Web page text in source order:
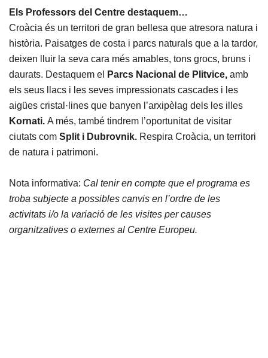
Els Professors del Centre destaquem…
Croàcia és un territori de gran bellesa que atresora natura i
història. Paisatges de costa i parcs naturals que a la tardor,
deixen lluir la seva cara més amables, tons grocs, bruns i
daurats. Destaquem el
Parcs Nacional de Plitvice, amb
els seus llacs i les seves impressionats cascades i les
aigües cristal·lines que banyen l’arxipèlag dels les illes
Kornati. A més, també tindrem l’oportunitat de visitar
ciutats com Split i Dubrovnik. Respira Croàcia, un territori
de natura i patrimoni.
Nota informativa: Cal tenir en compte que el programa es
troba subjecte a possibles canvis en l’ordre de les
activitats i/o la variació de les visites per causes
organitzatives o externes al Centre Europeu.